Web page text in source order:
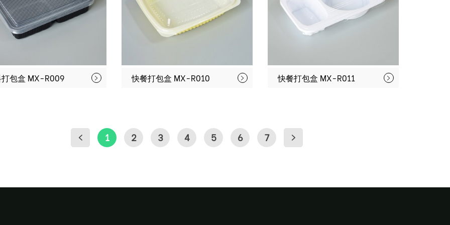
包盒 MX-R009 快餐打包盒 MX-R010 快餐打包盒 MX-R011
1 2 3 4 5 6 7